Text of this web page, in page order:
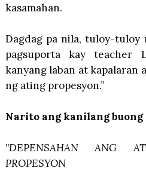
kasamahan.
Dagdag pa nila, tuloy-tuloy
pagsuporta kay teacher
kanyang laban at kapalaran
ng ating propesyon.”
Narito ang kanilang buong
"DEPENSAHAN ANG
PROPESYON